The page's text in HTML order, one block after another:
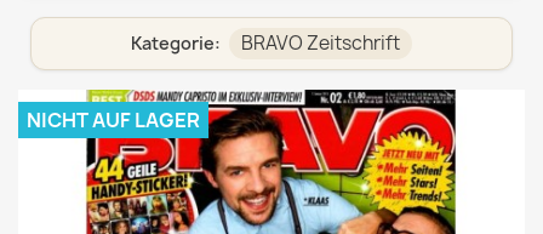
Kategorie: BRAVO Zeitschrift
NICHT AUF LAGER